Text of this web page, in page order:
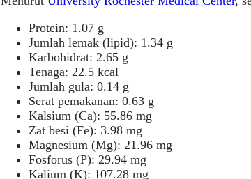
Protein: 1.07 g
Jumlah lemak (lipid): 1.34 g
Karbohidrat: 2.65 g
Tenaga: 22.5 kcal
Jumlah gula: 0.14 g
Serat pemakanan: 0.63 g
Kalsium (Ca): 55.86 mg
Zat besi (Fe): 3.98 mg
Magnesium (Mg): 21.96 mg
Fosforus (P): 29.94 mg
Kalium (K): 107.28 mg